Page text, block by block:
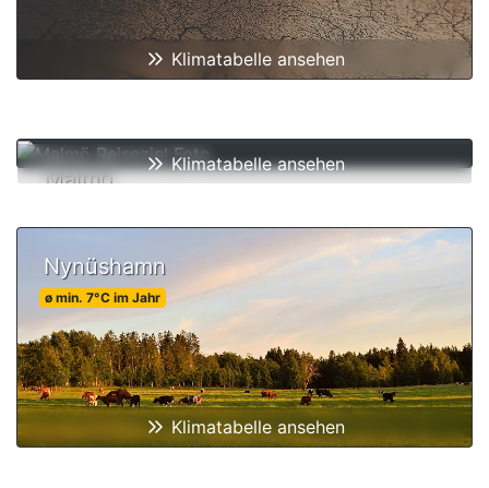
Klimatabelle ansehen
Malmö
Klimatabelle ansehen
Nynüshamn
ø min. 7°C im Jahr
Klimatabelle ansehen